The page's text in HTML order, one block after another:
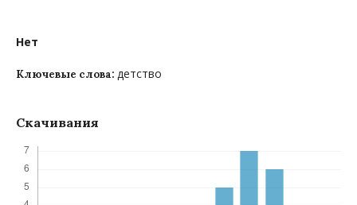
Нет
Ключевые слова: детство
Скачивания